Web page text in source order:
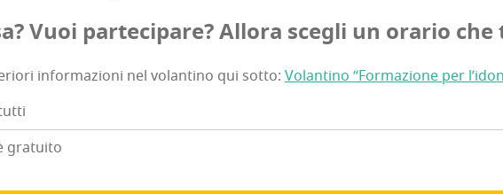
Vuoi par­te­ci­pa­re? Allo­ra sce­gli un ora­rio
infor­ma­zio­ni nel volan­ti­no qui sot­to: Volan­ti­no “For­ma­zio­ne per
gratuito